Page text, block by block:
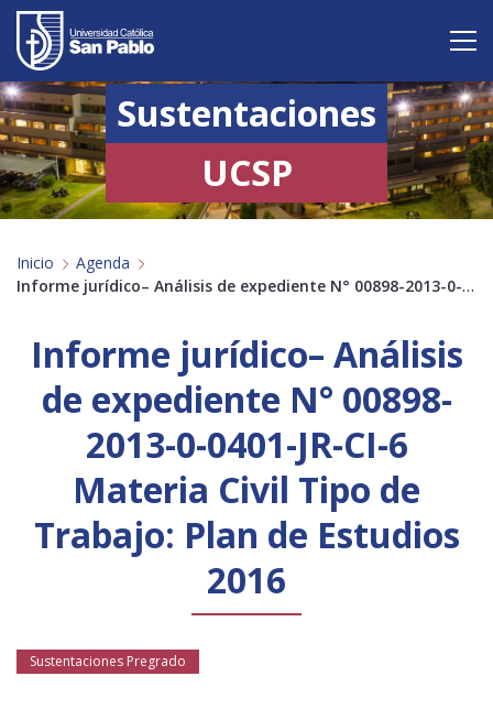
Vive San Pablo
Admisión
Carreras
Postgrado
Investigación
Servicio y proyección a la sociedad
Profesores Antiguos Alumnos Padres
Empresas
Público general
Licenciamiento Biblioteca Noticias
Sustentaciones
UCSP
Inicio Agenda
Informe jurídico– Análisis de expediente N° 00898-2013-0-0401-JR-CI-6 Materia Civil …
Informe jurídico– Análisis
de expediente N° 00898-
2013-0-0401-JR-CI-6
Materia Civil Tipo de
Trabajo: Plan de Estudios
2016
Sustentaciones Pregrado